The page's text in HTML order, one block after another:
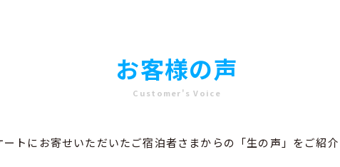
お客様の声
Customer's Voice
トにお寄せいただいたご宿泊者さまからの「生の声」をご紹介